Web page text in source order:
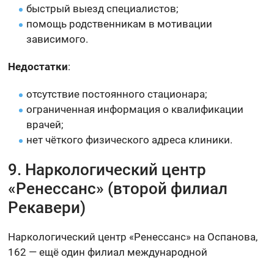
быстрый выезд специалистов;
помощь родственникам в мотивации
зависимого.
Недостатки:
отсутствие постоянного стационара;
ограниченная информация о квалификации
врачей;
нет чёткого физического адреса клиники.
9. Наркологический центр
«Ренессанс» (второй филиал
Рекавери)
Наркологический центр «Ренессанс» на Оспанова,
162 — ещё один филиал международной